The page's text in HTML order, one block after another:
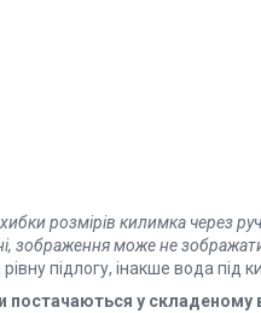
розмірів килимка через
зображення може не
підлогу, інакше вода
у складеному